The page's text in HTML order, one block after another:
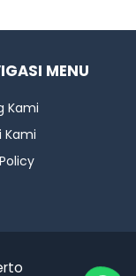
MENU
Kami
Kami